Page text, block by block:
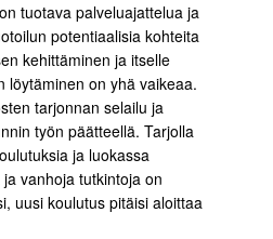
tuotava palveluajattelua ja
potentiaalisia kohteita
kehittäminen ja itselle
löytäminen on yhä vaikeaa.
tarjonnan selailu ja
työn päätteellä. Tarjolla
ja luokassa
vanhoja tutkintoja on
uusi koulutus pitäisi aloittaa